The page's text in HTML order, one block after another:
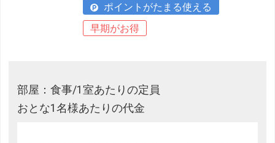
ポイントがたまる使える
早期がお得
部屋：食事/1室あたりの定員
おとな1名様あたりの代金